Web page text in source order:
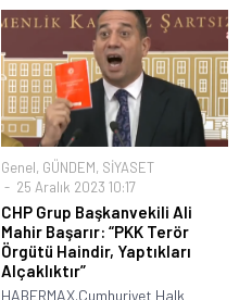
Genel, GÜNDEM, SİYASET
25 Aralık 2023 10:17
CHP Grup Başkanvekili Ali
Mahir Başarır: “PKK Terör
Örgütü Haindir, Yaptıkları
Alçaklıktır”
HABERMAX.Cumhuriyet Halk